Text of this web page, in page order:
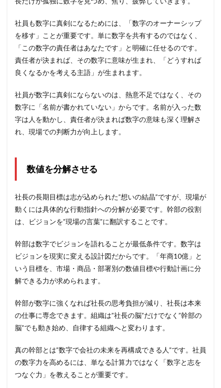
社員も数字に真剣になるためには、「数字のオーナーシップ
を移す」ことが重要です。単に数字を共有するのではなく、
「この数字の責任者はあなたです」と明確に任せるのです。
責任者が決まれば、その数字に意味が生まれ、「どうすれば
良くなるかを考える主語」が生まれます。
社員が数字に真剣にならないのは、熱意不足ではなく、その
数字に「名前が書かれていない」からです。名前が入った数
字は人を動かし、責任者が決まれば数字の意味も深く理解さ
れ、現場での判断力が向上します。
数値を分解させる
社長の長期目標は志が込められた”想いの結晶”ですが、現場が
動くには具体的な行動指針への分解が必要です。幹部の役割
は、ビジョンを”現場の言葉”に翻訳することです。
幹部は数字でビジョンを語れることが最低条件です。数字は
ビジョンを現実に変える設計図だからです。「年商10億」と
いう目標を、市場・商品・部署別の数値目標や行動計画に分
解できる力が求められます。
幹部が数字に強くなれば社長の思考負担が減り、社長は本来
の仕事に専念できます。組織は”社長の脳”だけでなく”幹部の
脳”でも動き始め、自律する組織へと変わります。
真の幹部とは”数字で会社の未来を再構成できる人”です。社員
の数字力を高めるには、単なる計算力ではなく「数字と志を
つなぐ力」を教えることが重要です。